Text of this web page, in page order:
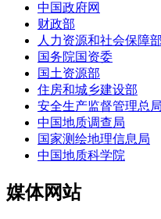
中国政府网
财政部
人力资源和社会保障部
国务院国资委
国土资源部
住房和城乡建设部
安全生产监督管理总局
中国地质调查局
国家测绘地理信息局
中国地质科学院
媒体网站